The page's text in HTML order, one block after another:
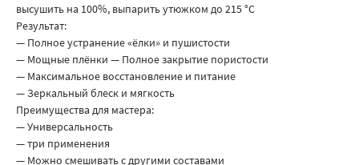
высушить на 100%, выпарить утюжком до 215 °C
Результат:
— Полное устранение «ёлки» и пушистости
— Мощные плёнки — Полное закрытие пористости
— Максимальное восстановление и питание
— Зеркальный блеск и мягкость
Преимущества для мастера:
— Универсальность
— три применения
— Можно смешивать с другими составами